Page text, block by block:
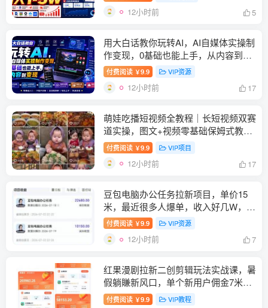
12小时前 5
用大白话教你玩转AI，AI自媒体实操制
作变现，0基础也能上手，从内容到变
现
付费阅读 ￥9.9 VIP资源
12小时前 17
萌娃吃播短视频全教程｜长短视频双赛
道实操，图文+视频零基础保姆式教
学，伙伴计划-收徒-商单等多种变现方
式
付费阅读 ￥9.9 VIP项目
12小时前 17
豆包电脑办公任务拉新项目，单价15
米，最近很多人爆单，收入好几W，转
化率超高，达人闭眼冲！（更新
0808）
付费阅读 ￥9.9 VIP资源
12小时前 7
红果漫剧拉新二创剪辑玩法实战课，暑
假躺賺新风口，单个新用户佣金7米，
日入4位数（更新0808）
付费阅读 ￥9.9 VIP教程